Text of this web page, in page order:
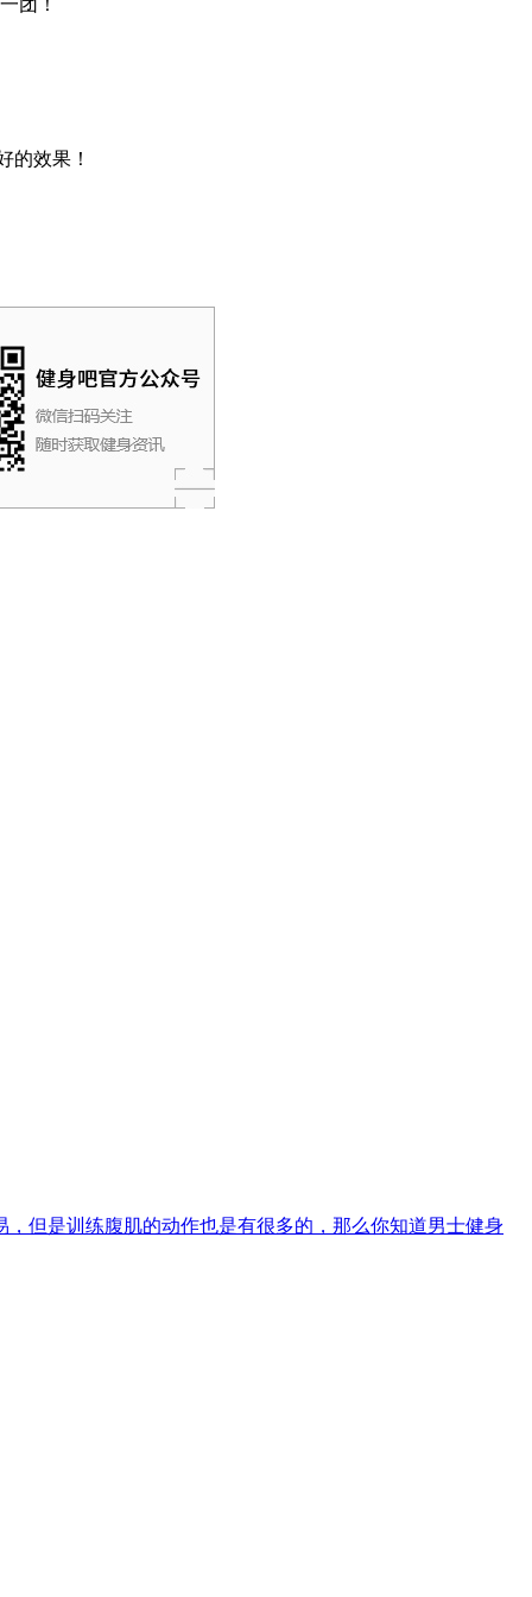
团！
效果！
但是训练腹肌的动作也是有很多的，那么你知道男士健身